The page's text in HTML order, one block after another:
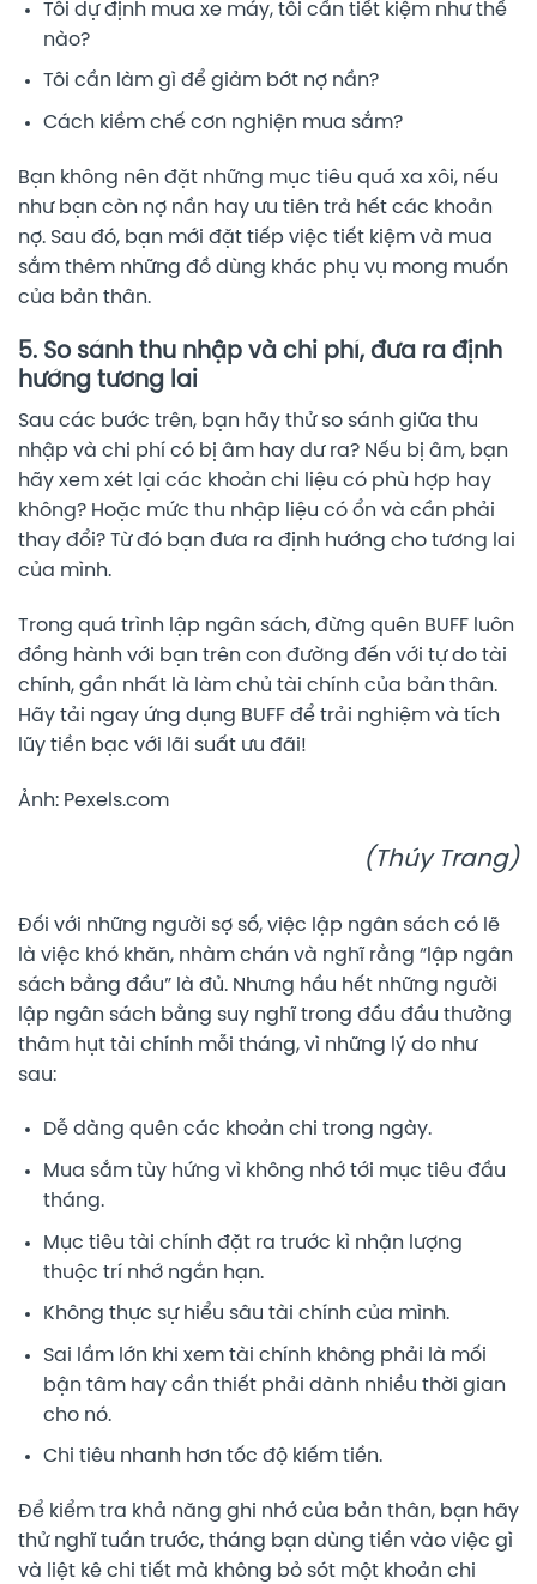
Tôi dự định mua xe máy, tôi cần tiết kiệm như thế
nào?
Tôi cần làm gì để giảm bớt nợ nần?
Cách kiềm chế cơn nghiện mua sắm?
Bạn không nên đặt những mục tiêu quá xa xôi, nếu
như bạn còn nợ nần hay ưu tiên trả hết các khoản
nợ. Sau đó, bạn mới đặt tiếp việc tiết kiệm và mua
sắm thêm những đồ dùng khác phụ vụ mong muốn
của bản thân.
5. So sánh thu nhập và chi phí, đưa ra định
hướng tương lai
Sau các bước trên, bạn hãy thử so sánh giữa thu
nhập và chi phí có bị âm hay dư ra? Nếu bị âm, bạn
hãy xem xét lại các khoản chi liệu có phù hợp hay
không? Hoặc mức thu nhập liệu có ổn và cần phải
thay đổi? Từ đó bạn đưa ra định hướng cho tương lai
của mình.
Trong quá trình lập ngân sách, đừng quên BUFF luôn
đồng hành với bạn trên con đường đến với tự do tài
chính, gần nhất là làm chủ tài chính của bản thân.
Hãy tải ngay ứng dụng BUFF để trải nghiệm và tích
lũy tiền bạc với lãi suất ưu đãi!
Ảnh: Pexels.com
(Thúy Trang)
Đối với những người sợ số, việc lập ngân sách có lẽ
là việc khó khăn, nhàm chán và nghĩ rằng “lập ngân
sách bằng đầu” là đủ. Nhưng hầu hết những người
lập ngân sách bằng suy nghĩ trong đầu đầu thường
thâm hụt tài chính mỗi tháng, vì những lý do như
sau:
Dễ dàng quên các khoản chi trong ngày.
Mua sắm tùy hứng vì không nhớ tới mục tiêu đầu
tháng.
Mục tiêu tài chính đặt ra trước kì nhận lượng
thuộc trí nhớ ngắn hạn.
Không thực sự hiểu sâu tài chính của mình.
Sai lầm lớn khi xem tài chính không phải là mối
bận tâm hay cần thiết phải dành nhiều thời gian
cho nó.
Chi tiêu nhanh hơn tốc độ kiếm tiền.
Để kiểm tra khả năng ghi nhớ của bản thân, bạn hãy
thử nghĩ tuần trước, tháng bạn dùng tiền vào việc gì
và liệt kê chi tiết mà không bỏ sót một khoản chi